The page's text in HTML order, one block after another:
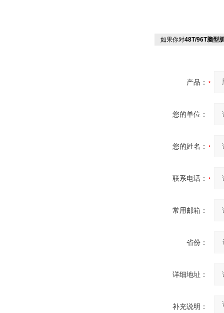
如果你对48T/96T脑型
产品：
您的单位：
您的姓名：
联系电话：
常用邮箱：
省份：
详细地址：
补充说明：